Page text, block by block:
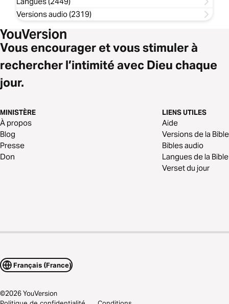
Versions audio (2319)
Vous encourager et vous stimuler à
rechercher l’intimité avec Dieu chaque
jour.
MINISTÈRE
À propos
Blog
Presse
Don
LIENS UTILES
Aide
Versions de la Bible
Bibles audio
Langues de la Bible
Verset du jour
Français (France)
©2026YouVersion